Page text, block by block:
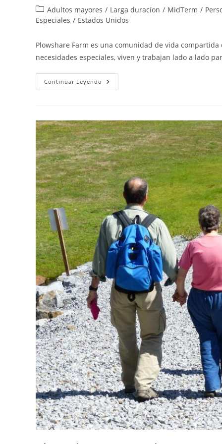
de
la
entrada:
de
la
Categoría
de
entrada:
Adultos mayores / Larga duracíon / MidTerm /
Especiales / Estados Unidos
Plowshare Farm es una comunidad de vida
necesidades especiales, viven y trabajan lado a lado
Continuar Leyendo Plowshare
Farm